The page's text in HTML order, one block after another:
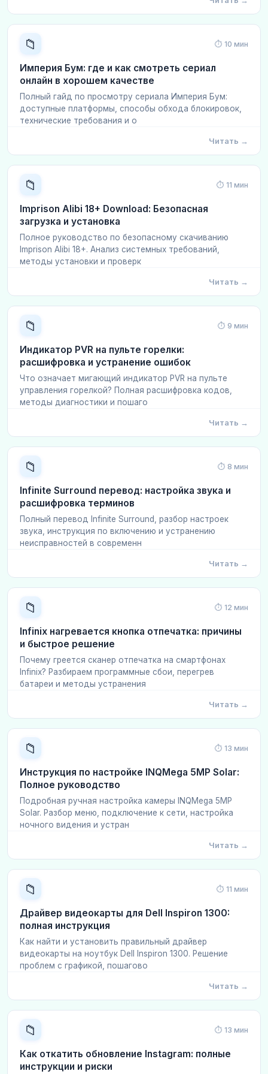
📁 ⏱ 10 мин
Империя Бум: где и как смотреть сериал
онлайн в хорошем качестве
Полный гайд по просмотру сериала Империя Бум:
доступные платформы, способы обхода блокировок,
технические требования и о
Читать →
📁 ⏱ 11 мин
Imprison Alibi 18+ Download: Безопасная
загрузка и установка
Полное руководство по безопасному скачиванию
Imprison Alibi 18+. Анализ системных требований,
методы установки и проверк
Читать →
📁 ⏱ 9 мин
Индикатор PVR на пульте горелки:
расшифровка и устранение ошибок
Что означает мигающий индикатор PVR на пульте
управления горелкой? Полная расшифровка кодов,
методы диагностики и пошаго
Читать →
📁 ⏱ 8 мин
Infinite Surround перевод: настройка звука и
расшифровка терминов
Полный перевод Infinite Surround, разбор настроек
звука, инструкция по включению и устранению
неисправностей в современн
Читать →
📁 ⏱ 12 мин
Infinix нагревается кнопка отпечатка: причины
и быстрое решение
Почему греется сканер отпечатка на смартфонах
Infinix? Разбираем программные сбои, перегрев
батареи и методы устранения
Читать →
📁 ⏱ 13 мин
Инструкция по настройке INQMega 5MP Solar:
Полное руководство
Подробная ручная настройка камеры INQMega 5MP
Solar. Разбор меню, подключение к сети, настройка
ночного видения и устран
Читать →
📁 ⏱ 11 мин
Драйвер видеокарты для Dell Inspiron 1300:
полная инструкция
Как найти и установить правильный драйвер
видеокарты на ноутбук Dell Inspiron 1300. Решение
проблем с графикой, пошагово
Читать →
📁 ⏱ 13 мин
Как откатить обновление Instagram: полные
инструкции и риски